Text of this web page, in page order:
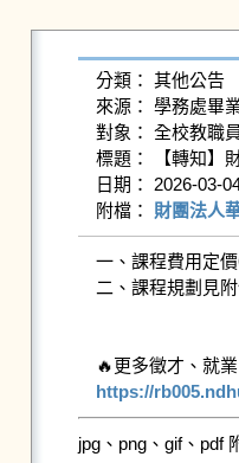
分類： 其他公告
來源： 學務處畢
對象： 全校教職
標題： 【轉知】
日期： 2026-03-04
附檔： 財團法人
一、課程費用定
二、課程規劃見附
https://
jpg、png、gif、pdf